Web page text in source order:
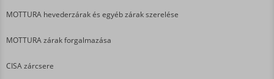
MOTTURA hevederzárak és egyéb zárak szerelése
MOTTURA zárak forgalmazása
CISA zárcsere